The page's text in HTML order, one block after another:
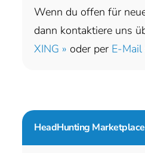
Wenn du offen für
dann kontaktiere uns
XING » oder per E-Mail
HeadHunting Marketplace